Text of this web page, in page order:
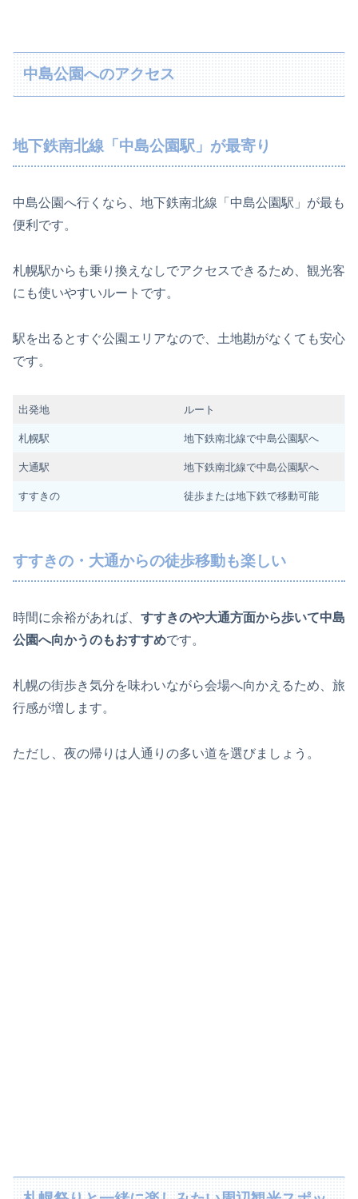
中島公園へのアクセス
地下鉄南北線「中島公園駅」が最寄り
中島公園へ行くなら、地下鉄南北線「中島公園駅」が最も
便利です。
札幌駅からも乗り換えなしでアクセスできるため、観光客
にも使いやすいルートです。
駅を出るとすぐ公園エリアなので、土地勘がなくても安心
です。
出発地 ルート
札幌駅 地下鉄南北線で中島公園駅へ
大通駅 地下鉄南北線で中島公園駅へ
すすきの 徒歩または地下鉄で移動可能
すすきの・大通からの徒歩移動も楽しい
時間に余裕があれば、 すすきのや大通方面から歩いて中島
公園へ向かうのもおすすめです。
札幌の街歩き気分を味わいながら会場へ向かえるため、旅
行感が増します。
ただし、夜の帰りは人通りの多い道を選びましょう。